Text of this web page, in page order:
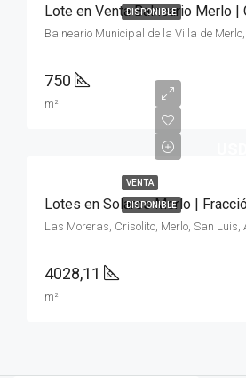
DISPONIBLE
750
m²
VENTA
DISPONIBLE
Las Moreras, Crisolito, Merlo, San Luis,
4028,11
m²